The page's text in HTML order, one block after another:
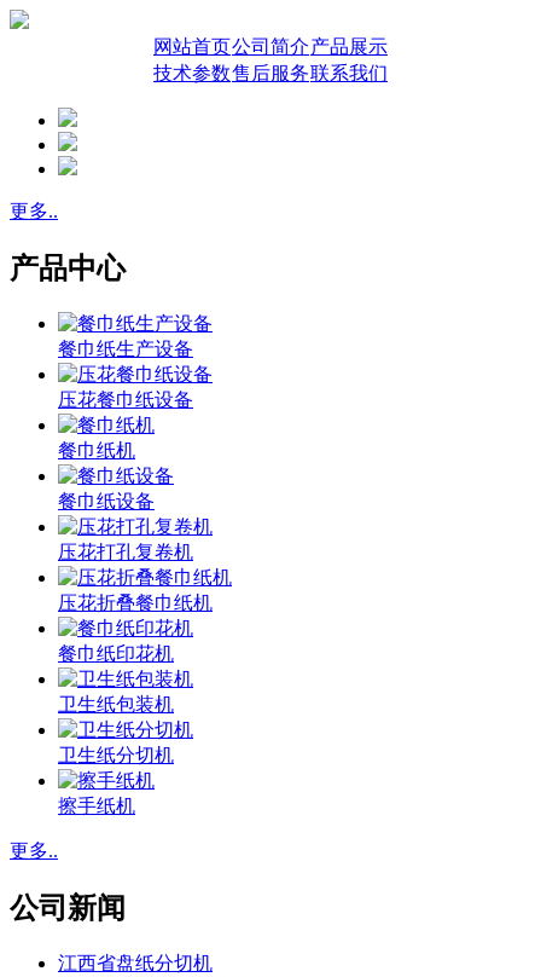
网站首页公司简介产品展示
技术参数售后服务联系我们
更多..
产品中心
餐巾纸生产设备
压花餐巾纸设备
餐巾纸机
餐巾纸设备
压花打孔复卷机
压花折叠餐巾纸机
餐巾纸印花机
卫生纸包装机
卫生纸分切机
擦手纸机
更多..
公司新闻
江西省盘纸分切机